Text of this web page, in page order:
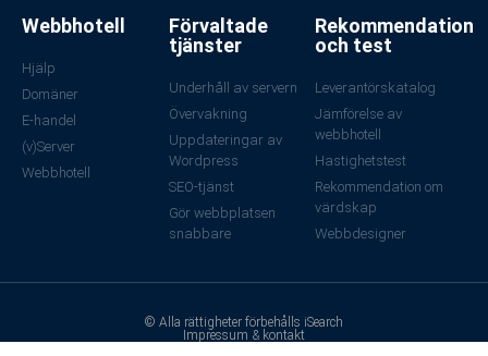
Webbhotell
Hjälp
Domäner
E-handel
(v)Server
Webbhotell
Förvaltade
tjänster
Underhåll av servern
Övervakning
Uppdateringar av
Wordpress
SEO-tjänst
Gör webbplatsen
snabbare
Rekommendation
och test
Leverantörskatalog
Jämförelse av
webbhotell
Hastighetstest
Rekommendation om
värdskap
Webbdesigner
© Alla rättigheter förbehålls iSearch
Impressum & kontakt